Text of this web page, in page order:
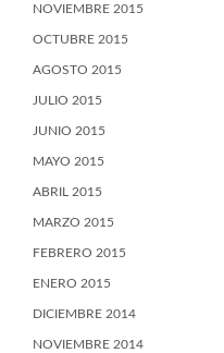
NOVIEMBRE 2015
OCTUBRE 2015
AGOSTO 2015
JULIO 2015
JUNIO 2015
MAYO 2015
ABRIL 2015
MARZO 2015
FEBRERO 2015
ENERO 2015
DICIEMBRE 2014
NOVIEMBRE 2014